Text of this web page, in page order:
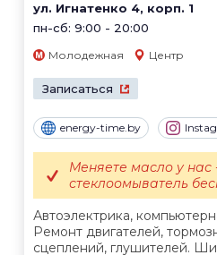
ул. Игнатенко 4, корп. 1
пн-сб: 9:00 - 20:00
Молодежная Центр
Записаться
energy-time.by
Автоэлектрика,
Ремонт двигателей,
сцеплений, глушителей.
Меняете масло у нас
стеклоомыватель